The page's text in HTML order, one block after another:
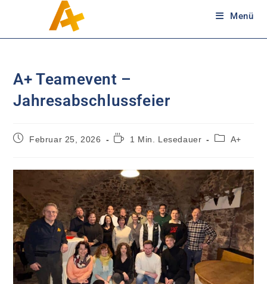
Menü
A+ Teamevent –
Jahresabschlussfeier
Februar 25, 2026 1 Min. Lesedauer A+